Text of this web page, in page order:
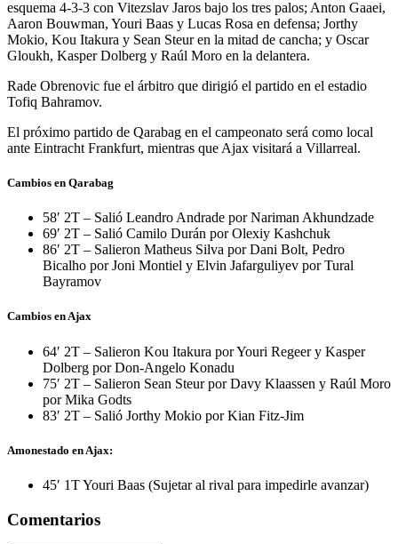
esquema 4-3-3 con Vitezslav Jaros bajo los tres palos; Anton Gaaei,
Aaron Bouwman, Youri Baas y Lucas Rosa en defensa; Jorthy
Mokio, Kou Itakura y Sean Steur en la mitad de cancha; y Oscar
Gloukh, Kasper Dolberg y Raúl Moro en la delantera.
Rade Obrenovic fue el árbitro que dirigió el partido en el estadio
Tofiq Bahramov.
El próximo partido de Qarabag en el campeonato será como local
ante Eintracht Frankfurt, mientras que Ajax visitará a Villarreal.
Cambios en Qarabag
58′ 2T – Salió Leandro Andrade por Nariman Akhundzade
69′ 2T – Salió Camilo Durán por Olexiy Kashchuk
86′ 2T – Salieron Matheus Silva por Dani Bolt, Pedro
Bicalho por Joni Montiel y Elvin Jafarguliyev por Tural
Bayramov
Cambios en Ajax
64′ 2T – Salieron Kou Itakura por Youri Regeer y Kasper
Dolberg por Don-Angelo Konadu
75′ 2T – Salieron Sean Steur por Davy Klaassen y Raúl Moro
por Mika Godts
83′ 2T – Salió Jorthy Mokio por Kian Fitz-Jim
Amonestado en Ajax:
45′ 1T Youri Baas (Sujetar al rival para impedirle avanzar)
Comentarios